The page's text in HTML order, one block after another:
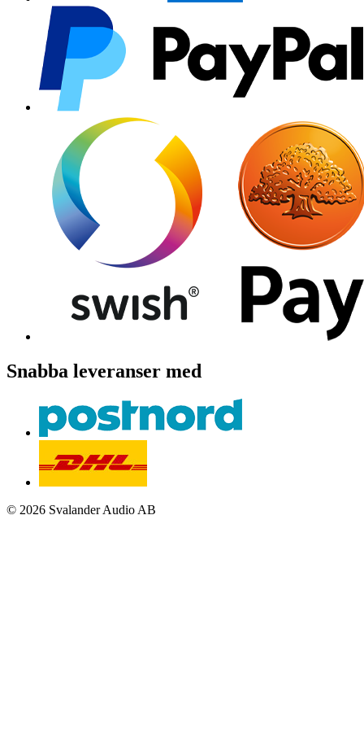
Snabba leveranser med
© 2026 Svalander Audio AB